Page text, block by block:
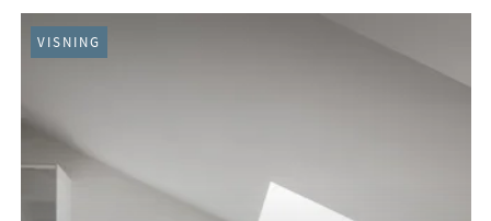
VISNING